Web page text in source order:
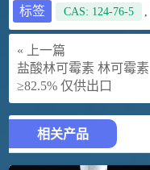
标签 CAS: 124-76-5 ,
« 上一篇
盐酸林可霉素 林可霉素
≥82.5% 仅供出口
相关产品